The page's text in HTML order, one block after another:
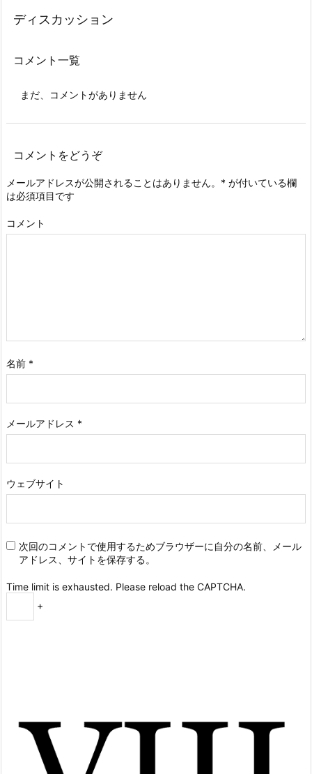
ディスカッション
コメント一覧
まだ、コメントがありません
コメントをどうぞ
メールアドレスが公開されることはありません。 * が付いている欄
は必須項目です
コメント
名前 *
メールアドレス *
ウェブサイト
次回のコメントで使用するためブラウザーに自分の名前、メール
アドレス、サイトを保存する。
Time limit is exhausted. Please reload the CAPTCHA.
+